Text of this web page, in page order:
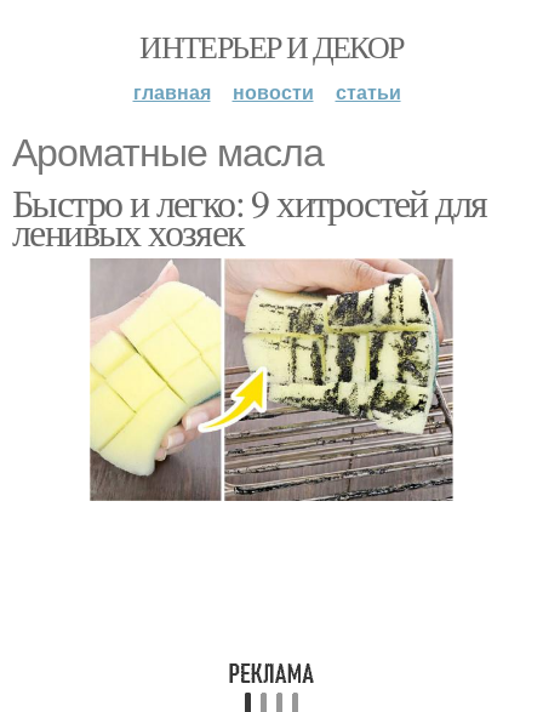
ИНТЕРЬЕР И ДЕКОР
главная новости статьи
Ароматные масла
Быстро и легко: 9 хитростей для
ленивых хозяек